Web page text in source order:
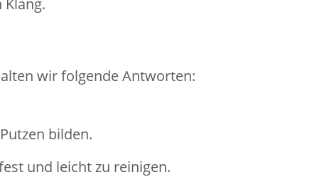
wir folgende Antworten:
bilden.
und leicht zu reinigen.